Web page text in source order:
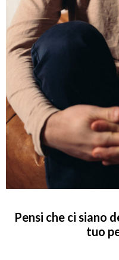
Pensi che ci siano
tuo